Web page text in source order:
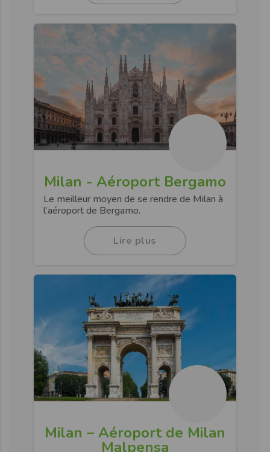
Milan - Aéroport Bergamo
Le meilleur moyen de se rendre de Milan à
l'aéroport de Bergamo.
Lire plus
Milan – Aéroport de Milan
Malpensa